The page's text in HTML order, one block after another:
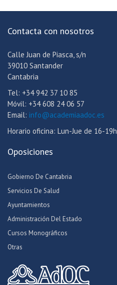
Contacta con nosotros
Calle Juan de Piasca, s/n
39010 Santander
Cantabria
Tel: +34 942 37 10 85
Móvil: +34 608 24 06 57
Email: info@academiaadoc.es
Horario oficina: Lun-Jue de 16-19h
Oposiciones
Gobierno De Cantabria
Servicios De Salud
Ayuntamientos
Administración Del Estado
Cursos Monográficos
Otras